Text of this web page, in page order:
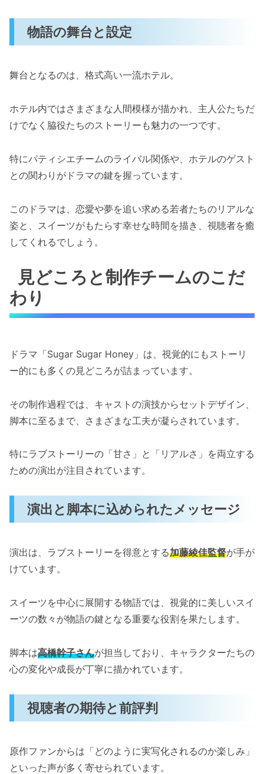
物語の舞台と設定
舞台となるのは、格式高い一流ホテル。
ホテル内ではさまざまな人間模様が描かれ、主人公たちだ
けでなく脇役たちのストーリーも魅力の一つです。
特にパティシエチームのライバル関係や、ホテルのゲスト
との関わりがドラマの鍵を握っています。
このドラマは、恋愛や夢を追い求める若者たちのリアルな
姿と、スイーツがもたらす幸せな時間を描き、視聴者を癒
してくれるでしょう。
見どころと制作チームのこだ
わり
ドラマ「Sugar Sugar Honey」は、視覚的にもストーリ
ー的にも多くの見どころが詰まっています。
その制作過程では、キャストの演技からセットデザイン、
脚本に至るまで、さまざまな工夫が凝らされています。
特にラブストーリーの「甘さ」と「リアルさ」を両立する
ための演出が注目されています。
演出と脚本に込められたメッセージ
演出は、ラブストーリーを得意とする加藤綾佳監督が手が
けています。
スイーツを中心に展開する物語では、視覚的に美しいスイ
ーツの数々が物語の鍵となる重要な役割を果たします。
脚本は高橋幹子さんが担当しており、キャラクターたちの
心の変化や成長が丁寧に描かれています。
視聴者の期待と前評判
原作ファンからは「どのように実写化されるのか楽しみ」
といった声が多く寄せられています。